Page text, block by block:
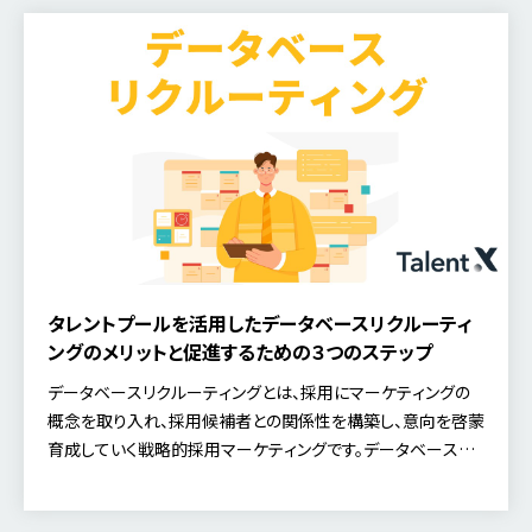
タレントプールを活用したデータベースリクルーティ
ングのメリットと促進するための３つのステップ
データベースリクルーティングとは、採用にマーケティングの
概念を取り入れ、採用候補者との関係性を構築し、意向を啓蒙
育成していく戦略的採用マーケティングです。データベースリ
タイミングを逃さず自社への応募を促すよう継続的なコミュニ